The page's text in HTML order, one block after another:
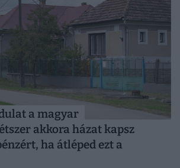
a magyar
akkora házat kapsz
ha átléped ezt a